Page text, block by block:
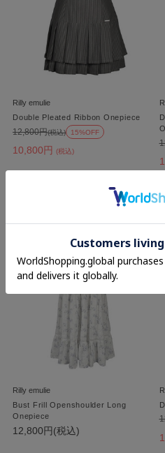
Rilly emulie
Double Pleated Ribbon Onepiece
10,800円 (税込)
12,800円(税込) 15%OFF
Rilly emulie
Bust Frill Openshoulder Long
Onepiece
12,800円(税込)